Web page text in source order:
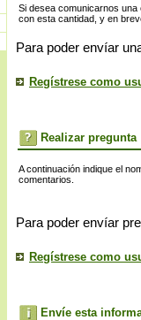
Si desea comunicarnos
con esta cantidad, y en
Para poder envíar
Regístrese como
Realizar pregunta
A continuación indique el
comentarios.
Para poder envíar
Regístrese como
Envíe esta